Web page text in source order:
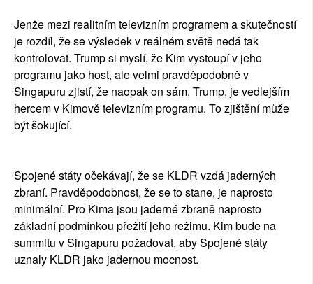
Jenže mezi realitním televizním programem a skutečností
je rozdíl, že se výsledek v reálném světě nedá tak
kontrolovat. Trump si myslí, že Kim vystoupí v jeho
programu jako host, ale velmi pravděpodobně v
Singapuru zjistí, že naopak on sám, Trump, je vedlejším
hercem v Kimově televizním programu. To zjištění může
být šokující.
Spojené státy očekávají, že se KLDR vzdá jaderných
zbraní. Pravděpodobnost, že se to stane, je naprosto
minimální. Pro Kima jsou jaderné zbraně naprosto
základní podmínkou přežití jeho režimu. Kim bude na
summitu v Singapuru požadovat, aby Spojené státy
uznaly KLDR jako jadernou mocnost.